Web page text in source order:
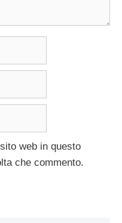
web in questo
che commento.